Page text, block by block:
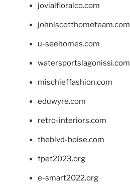
jovialfloralco.com
johnlscotthometeam.com
u-seehomes.com
watersportslagonissi.com
mischieffashion.com
eduwyre.com
retro-interiors.com
theblvd-boise.com
fpet2023.org
e-smart2022.org